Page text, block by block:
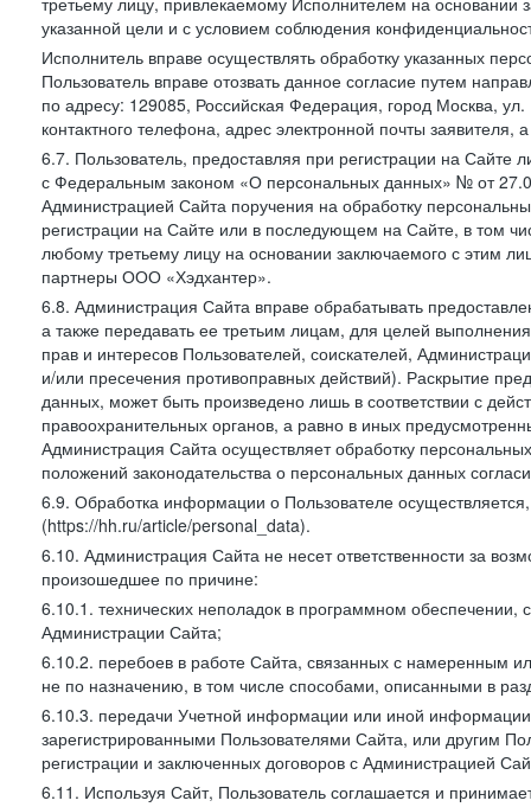
указанной цели и с условием соблюдения
Исполнитель вправе осуществлять обработку указанных
Пользователь вправе отозвать данное согласие путем
по адресу: 129085, Российская Федерация, город Москва,
контактного телефона, адрес электронной почты
6.7. Пользователь, предоставляя при регистрации на
с Федеральным законом «О персональных данных» № от
Администрацией Сайта поручения на обработку
регистрации на Сайте или в последующем на Сайте, в том
любому третьему лицу на основании заключаемого с этим
партнеры ООО «Хэдхантер».
6.8. Администрация Сайта вправе обрабатывать
а также передавать ее третьим лицам, для целей
прав и интересов Пользователей, соискателей,
и/или пресечения противоправных действий). Раскрытие
данных, может быть произведено лишь в соответствии с
правоохранительных органов, а равно в иных
Администрация Сайта осуществляет обработку
положений законодательства о персональных данных
6.9. Обработка информации о Пользователе
(https://hh.ru/article/personal_data).
6.10. Администрация Сайта не несет ответственности за
произошедшее по причине:
6.10.1. технических неполадок в программном
Администрации Сайта;
6.10.2. перебоев в работе Сайта, связанных с намеренным
не по назначению, в том числе способами, описанными в
6.10.3. передачи Учетной информации или иной
зарегистрированными Пользователями Сайта, или другим
регистрации и заключенных договоров с Администрацией
6.11. Используя Сайт, Пользователь соглашается и